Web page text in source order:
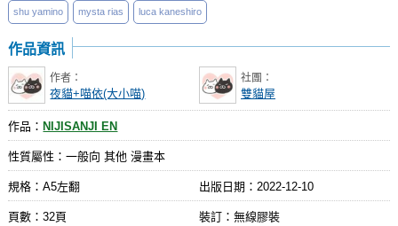
shu yamino mysta rias luca kaneshiro
作品資訊
作者：
夜貓+喵依(大小喵)
社團：
雙貓屋
作品： NIJISANJI EN
性質屬性：一般向 其他 漫畫本
規格：A5左翻 出版日期： 2022-12-10
頁數：32頁 裝訂：無線膠裝